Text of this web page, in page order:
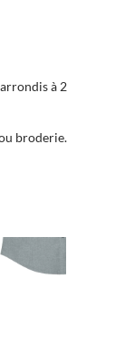
à 2
broderie.